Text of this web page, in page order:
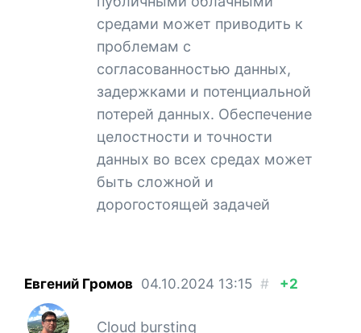
средами может приводить к
проблемам с
согласованностью данных,
задержками и потенциальной
потерей данных. Обеспечение
целостности и точности
данных во всех средах может
быть сложной и
дорогостоящей задачей
Евгений Громов 04.10.2024 13:15 # +2
Cloud bursting